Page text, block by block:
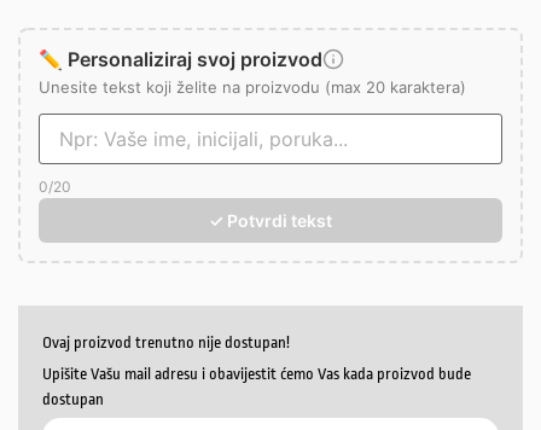
✏️ Personaliziraj svoj proizvod
Unesite tekst koji želite na proizvodu (max 20 karaktera)
0/20
✓ Potvrdi tekst
Ovaj proizvod trenutno nije dostupan!
Upišite Vašu mail adresu i obavijestit ćemo Vas kada proizvod bude
dostupan